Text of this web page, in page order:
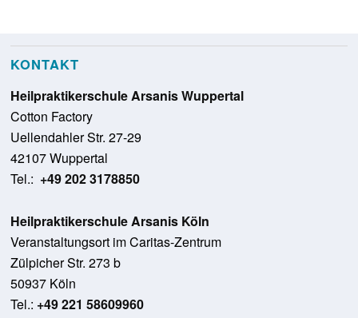
KONTAKT
Heilpraktikerschule Arsanis Wuppertal
Cotton Factory
Uellendahler Str. 27-29
42107 Wuppertal
Tel.: +49 202 3178850
Heilpraktikerschule Arsanis Köln
Veranstaltungsort im Caritas-Zentrum
Zülpicher Str. 273 b
50937 Köln
Tel.: +49 221 58609960